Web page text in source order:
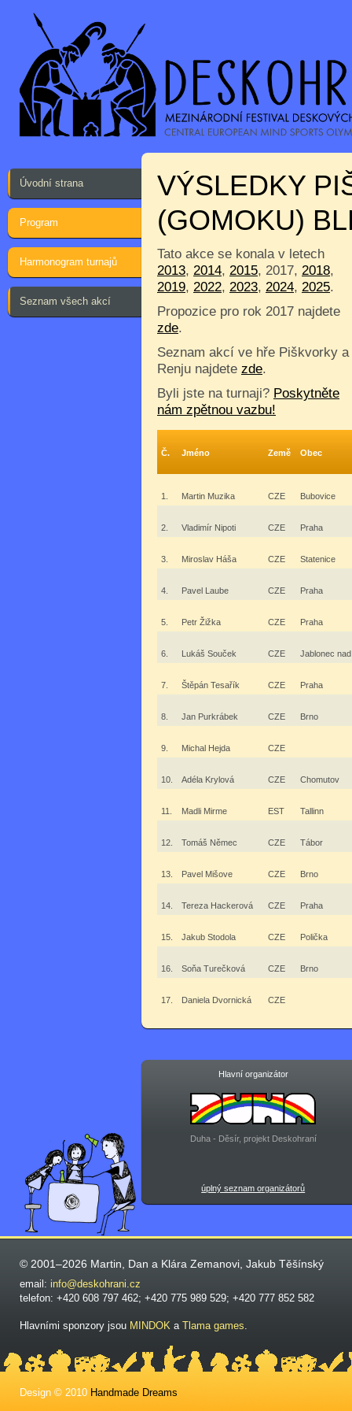
Úvodní strana
Program
Harmonogram turnajů
Seznam všech akcí
VÝSLEDKY
(GOMOKU)
Tato akce se konala v letech
2013, 2014, 2015, 2017, 2018,
2019, 2022, 2023, 2024, 2025.
Propozice pro rok 2017 najdete
zde.
Seznam akcí ve hře Piškvorky a
Renju najdete zde.
Byli jste na turnaji? Poskytněte
nám zpětnou vazbu!
Č. Jméno Země Obec
1. Martin Muzika CZE Bubovice
2. Vladimír Nipoti CZE Praha
3. Miroslav Háša CZE Statenice
4. Pavel Laube CZE Praha
5. Petr Žižka CZE Praha
6. Lukáš Souček CZE Jablonec
7. Štěpán Tesařík CZE Praha
8. Jan Purkrábek CZE Brno
9. Michal Hejda CZE
10. Adéla Krylová CZE Chomutov
11. Madli Mirme EST Tallinn
12. Tomáš Němec CZE Tábor
13. Pavel Mišove CZE Brno
14. Tereza Hackerová CZE Praha
15. Jakub Stodola CZE Polička
16. Soňa Turečková CZE Brno
17. Daniela Dvornická CZE
Hlavní organizátor
Duha - Děsír, projekt Deskohraní
úplný seznam organizátorů
© 2001–2026 Martin, Dan a Klára Zemanovi, Jakub Těšínský
email: info@deskohrani.cz
telefon: +420 608 797 462; +420 775 989 529; +420 777 852 582
Hlavními sponzory jsou MINDOK a Tlama games.
Design © 2010 Handmade Dreams